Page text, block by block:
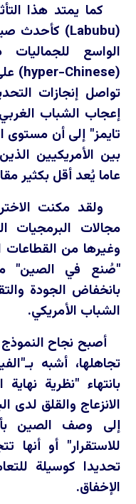
كما يمتد هذا
(
Labubu) كأحدث
الواسع
(
hyper-Chinese
)
تواصل إنجازات
إعجاب الشباب
تايمز" إلى أن مستوى
عاما يُعد أقل بكثير
ولقد مكنت
مجالات البرمجيات
وغيرها من القطاعات
"صُنع في الصين" من
بانخفاض الجودة
الشباب الأمريكي.
أصبح نجاح
تجاهلها، أشبه
بانتهاء "نظرية
الانزعاج والقلق
إلى وصف الصين
للاستقرار" أو أنها
تحديدا كوسيلة
الإخفاق.